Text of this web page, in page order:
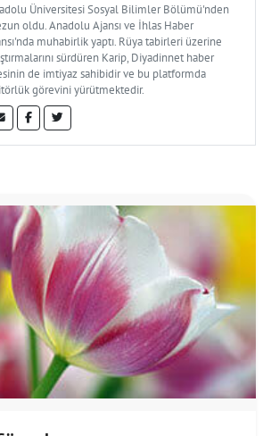
Üniversitesi Sosyal Bilimler Bölümü'nden
oldu. Anadolu Ajansı ve İhlas Haber
muhabirlik yaptı. Rüya tabirleri üzerine
sürdüren Karip, Diyadinnet haber
de imtiyaz sahibidir ve bu platformda
görevini yürütmektedir.